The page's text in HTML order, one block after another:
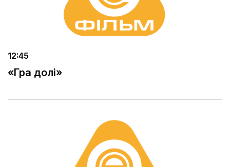
12:45
«Гра долі»